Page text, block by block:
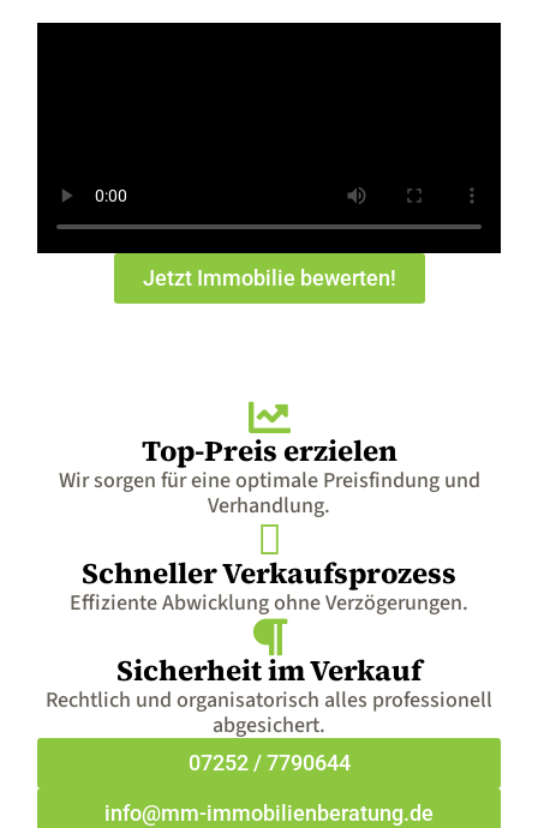
Top-Preis erzielen
Wir sorgen für eine optimale Preisfindung und
Verhandlung.
Schneller Verkaufsprozess
Effiziente Abwicklung ohne Verzögerungen.
Sicherheit im Verkauf
Rechtlich und organisatorisch alles professionell
abgesichert.
07252 / 7790644
info@mm-immobilienberatung.de
Jetzt Immobilie bewerten!